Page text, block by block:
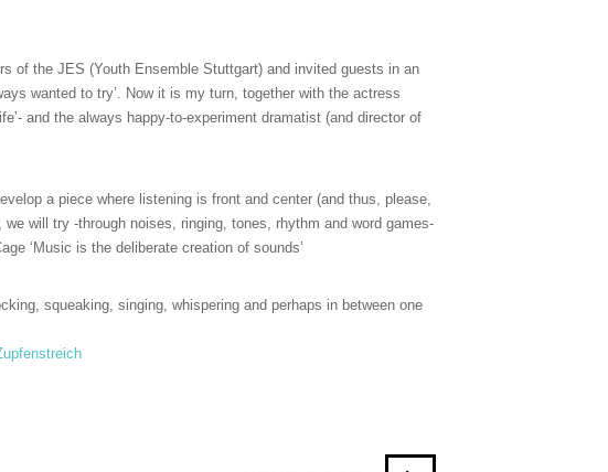
of the JES (Youth Ensemble Stuttgart) and invited guests in an
wanted to try’. Now it is my turn, together with the actress
and the always happy-to-experiment dramatist (and director of
a piece where listening is front and center (and thus, please,
will try -through noises, ringing, tones, rhythm and word games-
‘Music is the deliberate creation of sounds’
squeaking, singing, whispering and perhaps in between one